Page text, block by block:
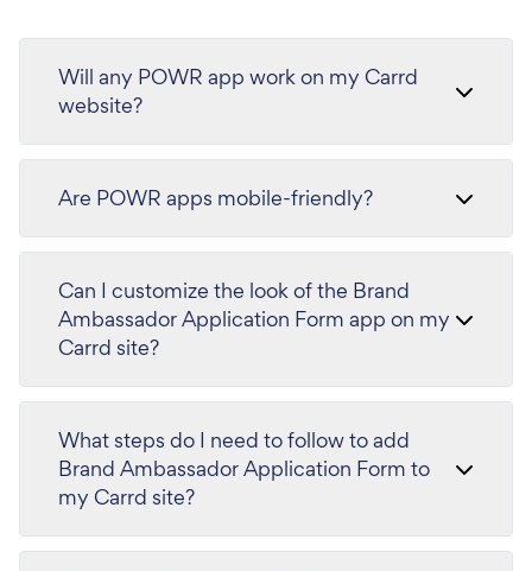
Will any POWR app work on my Carrd
website?
Are POWR apps mobile-friendly?
Can I customize the look of the Brand
Ambassador Application Form app on my
Carrd site?
What steps do I need to follow to add
Brand Ambassador Application Form to
my Carrd site?